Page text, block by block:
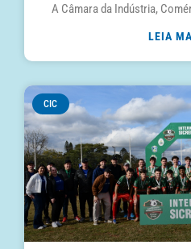
A Câmara da Indústria,
LEIA
CIC